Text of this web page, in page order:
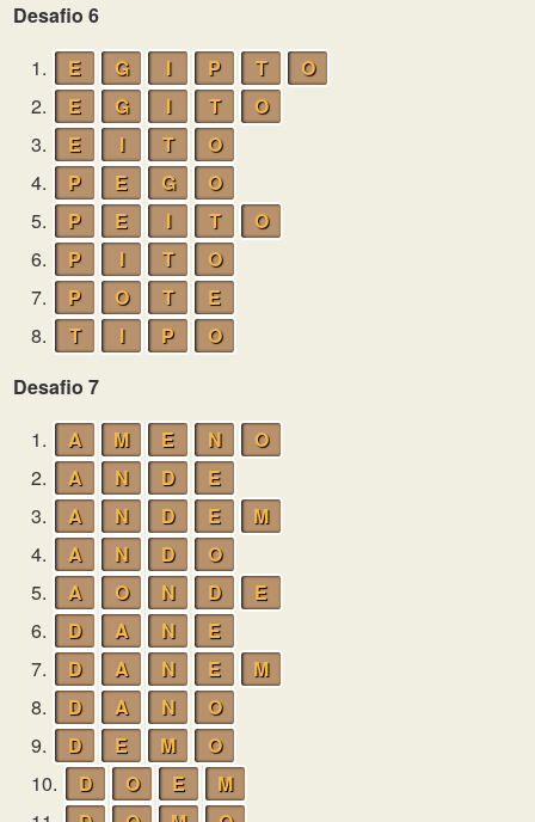
Desafio 6
1.
E G I P T
O
2.
E G I T
O
3.
E I T
O
4.
P E G
O
5.
P E I T
O
6.
P I T
O
7.
P O T
E
8.
T I P
O
Desafio 7
1.
A M E N
O
2.
A N D
E
3.
A N D E
M
4.
A N D
O
5.
A O N D
E
6.
D A N
E
7.
D A N E
M
8.
D A N
O
9.
D E M
O
10.
D O E
M